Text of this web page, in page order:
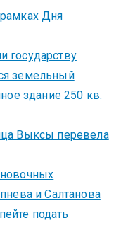
Дня
государству
земельный
здание 250 кв.
Выксы перевела
и Салтанова
подать